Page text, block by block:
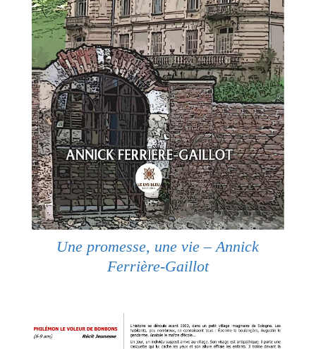
Une promesse, une vie – Annick
Ferrière-Gaillot